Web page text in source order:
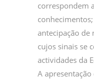
correspondem
antecipação de
cujos sinais se
actividades da
A